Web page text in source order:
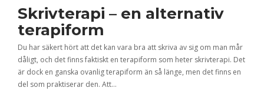
Skrivterapi – en alternativ
terapiform
Du har säkert hört att det kan vara bra att skriva av sig om man mår
dåligt, och det finns faktiskt en terapiform som heter skrivterapi. Det
är dock en ganska ovanlig terapiform än så länge, men det finns en
del som praktiserar den. Att…